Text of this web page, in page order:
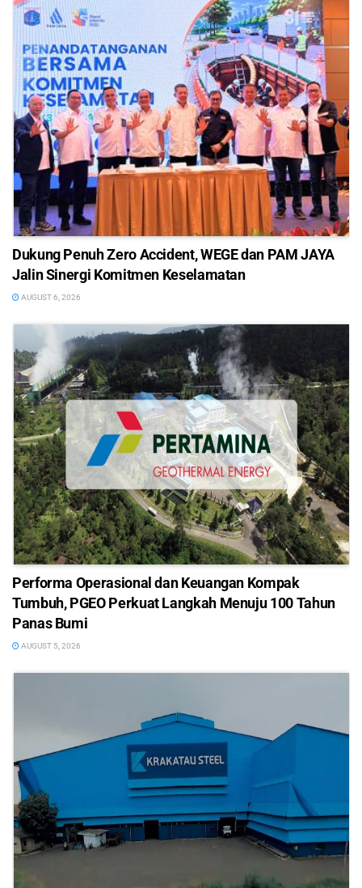
Dukung Penuh Zero Accident, WEGE dan PAM JAYA
Jalin Sinergi Komitmen Keselamatan
AUGUST 6, 2026
Performa Operasional dan Keuangan Kompak
Tumbuh, PGEO Perkuat Langkah Menuju 100 Tahun
Panas Bumi
AUGUST 5, 2026